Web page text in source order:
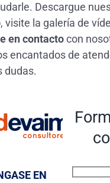
Descargue
, visite la galería de
en contactocon
encantados de
dudas.
EN